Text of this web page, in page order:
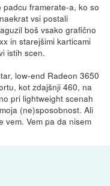
framerate-a, ko so
vsi postali
boš vsako grafično
in starejšimi karticami
istih scen.
low-end Radeon 3650
kot zdajšnji 460, na
pri lightweight scenah
(ne)sposobnost. Ali
vem. Vem pa da nisem